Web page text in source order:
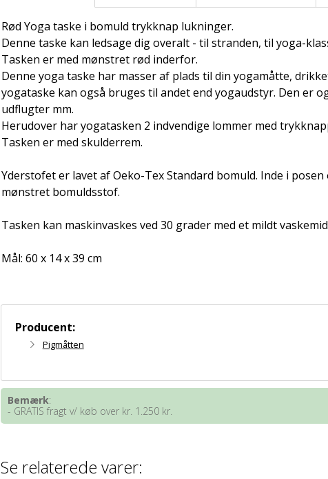
Rød Yoga taske i bomuld trykknap lukninger.
Denne taske kan ledsage dig overalt - til stranden, til yoga-
Tasken er med mønstret rød inderfor.
Denne yoga taske har masser af plads til din yogamåtte,
yogataske kan også bruges til andet end yogaudstyr. Den er
udflugter mm.
Herudover har yogatasken 2 indvendige lommer med
Tasken er med skulderrem.
Yderstofet er lavet af Oeko-Tex Standard bomuld. Inde i
mønstret bomuldsstof.
Tasken kan maskinvaskes ved 30 grader med et mildt
Mål: 60 x 14 x 39 cm
Producent:
Pigmåtten
Bemærk:
- GRATIS fragt v/ køb over kr. 1.250 kr.
Se relaterede varer: